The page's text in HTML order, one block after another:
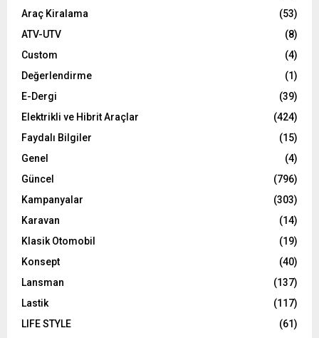
Araç Kiralama
(53)
ATV-UTV
(8)
Custom
(4)
Değerlendirme
(1)
E-Dergi
(39)
Elektrikli ve Hibrit Araçlar
(424)
Faydalı Bilgiler
(15)
Genel
(4)
Güncel
(796)
Kampanyalar
(303)
Karavan
(14)
Klasik Otomobil
(19)
Konsept
(40)
Lansman
(137)
Lastik
(117)
LIFE STYLE
(61)